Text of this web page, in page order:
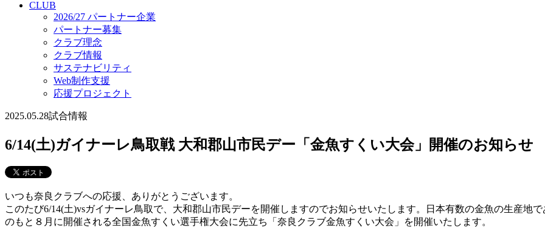
CLUB
2026/27 パートナー企業
パートナー募集
クラブ理念
クラブ情報
サステナビリティ
Web制作支援
応援プロジェクト
2025.05.28試合情報
6/14(土)ガイナーレ鳥取戦 大和郡山市民デー「金魚すくい大会」開催のお知らせ
いつも奈良クラブへの応援、ありがとうございます。
このたび6/14(土)vsガイナーレ鳥取で、大和郡山市民デーを開催しますのでお知らせいたします。日本有数の金魚の生産地
のもと８月に開催される全国金魚すくい選手権大会に先立ち「奈良クラブ金魚すくい大会」を開催いたします。